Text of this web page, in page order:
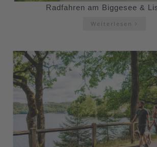
Radfahren am Biggesee &
Weiterlesen